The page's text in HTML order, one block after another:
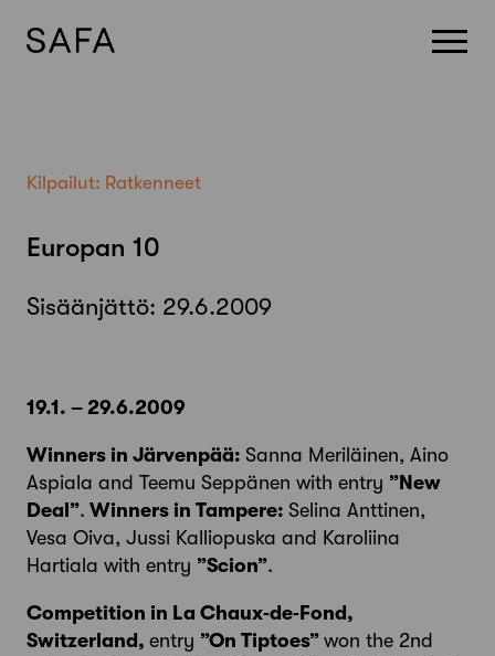
Kilpailut: Ratkenneet
Europan 10
Sisäänjättö: 29.6.2009
19.1. – 29.6.2009
Winners in Järvenpää: Sanna Meriläinen, Aino
Aspiala and Teemu Seppänen with entry ”New
Deal”. Winners in Tampere: Selina Anttinen,
Vesa Oiva, Jussi Kalliopuska and Karoliina
Hartiala with entry ”Scion”.
Competition in La Chaux‐de‐Fond,
Switzerland, entry ”On Tiptoes” won the 2nd